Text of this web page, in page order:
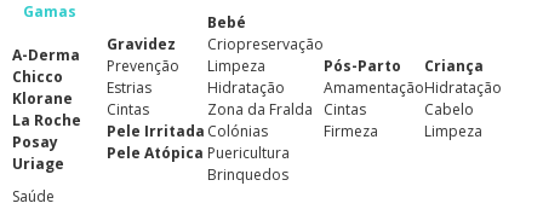
Gamas
A-Derma
Chicco
Klorane
La Roche
Posay
Uriage
Gravidez
Prevenção
Estrias
Cintas
Pele Irritada
Pele Atópica
Bebé
Criopreservação
Limpeza
Hidratação
Zona da Fralda
Colónias
Puericultura
Brinquedos
Pós-Parto
Amamentação
Cintas
Firmeza
Criança
Hidratação
Cabelo
Limpeza
Saúde